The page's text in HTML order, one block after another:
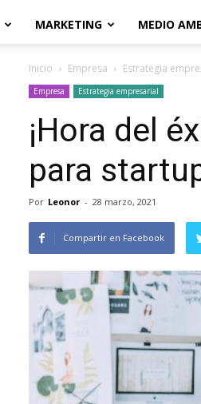
MARKETING MEDIO
Inicio Empresa Estrategia
Empresa Estrategia empresarial
¡Hora del
para
Por Leonor - 28 marzo, 2021
Compartir en Facebook